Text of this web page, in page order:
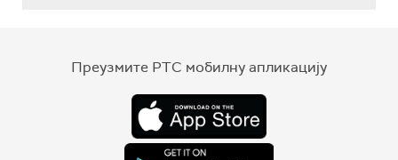
Преузмите РТС мобилну апликацију